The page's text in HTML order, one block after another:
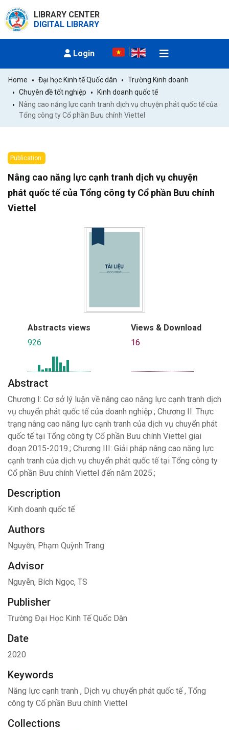
LIBRARY CENTER
DIGITAL LIBRARY
Login
Home Đại học Kinh tế Quốc dân
Trường Kinh doanh
Chuyên đề tốt nghiệp
Kinh doanh quốc tế
Nâng cao năng lực cạnh tranh dịch vụ chuyện phát quốc tế của
Tổng công ty Cổ phần Bưu chính Viettel
Publication:
Nâng cao năng lực cạnh tranh dịch vụ chuyện
phát quốc tế của Tổng công ty Cổ phần Bưu chính
Viettel
Abstracts views
926
Views & Download
16
Abstract
Chương I: Cơ sở lý luận về nâng cao năng lực cạnh tranh dịch
vụ chuyển phát quốc tế của doanh nghiệp.; Chương II: Thực
trạng nâng cao năng lực cạnh tranh của dịch vụ chuyển phát
quốc tế tại Tổng công ty Cổ phần Bưu chính Viettel giai
đoạn 2015-2019.; Chương III: Giải pháp nâng cao năng lực
cạnh tranh của dịch vụ chuyển phát quốc tế tại Tổng công ty
Cổ phần Bưu chính Viettel đến năm 2025.;
Description
Kinh doanh quốc tế
Authors
Nguyễn, Phạm Quỳnh Trang
Advisor
Nguyễn, Bích Ngọc, TS
Publisher
Trường Đại Học Kinh Tế Quốc Dân
Date
2020
Keywords
Năng lực cạnh tranh , Dịch vụ chuyển phát quốc tế, Tổng
công ty Cổ phần Bưu chính Viettel
Collections